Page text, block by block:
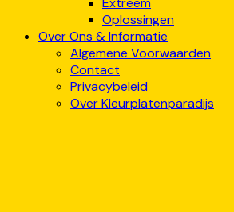
Oplossingen
Over Ons & Informatie
Algemene Voorwaarden
Contact
Privacybeleid
Over Kleurplatenparadijs